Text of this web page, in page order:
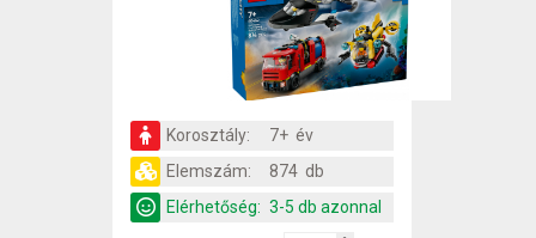
Korosztály:
7+ év
Elemszám:
874 db
Elérhetőség: 3-5 db azonnal